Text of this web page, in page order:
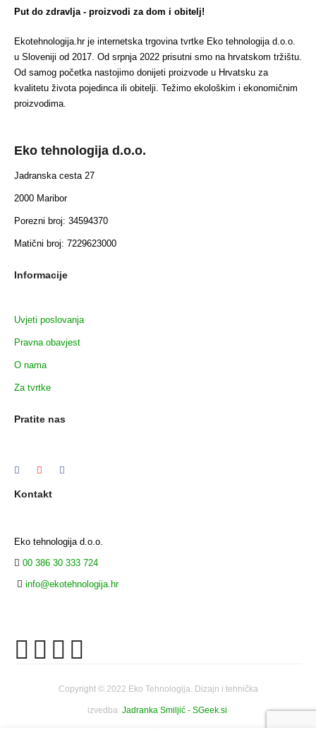
Put do zdravlja - proizvodi za dom i obitelj!
Ekotehnologija.hr je internetska trgovina tvrtke Eko tehnologija d.o.o.
u Sloveniji od 2017. Od srpnja 2022 prisutni smo na hrvatskom tržištu.
Od samog početka nastojimo donijeti proizvode u Hrvatsku za
kvalitetu života pojedinca ili obitelji. Težimo ekološkim i ekonomičnim
proizvodima.
Eko tehnologija d.o.o.
Jadranska cesta 27
2000 Maribor
Porezni broj: 34594370
Matični broj: 7229623000
Informacije
Uvjeti poslovanja
Pravna obavjest
O nama
Za tvrtke
Pratite nas
Kontakt
Eko tehnologija d.o.o.
00 386 30 333 724
info@ekotehnologija.hr
Copyright © 2022 Eko Tehnologija. Dizajn i tehnička
izvedba Jadranka Smiljić - SGeek.si